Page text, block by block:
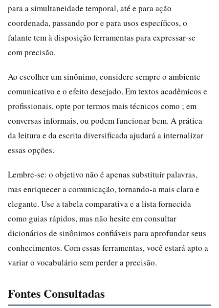
para a simultaneidade temporal, até e para ação
coordenada, passando por e para usos específicos, o
falante tem à disposição ferramentas para expressar-se
com precisão.
Ao escolher um sinônimo, considere sempre o ambiente
comunicativo e o efeito desejado. Em textos acadêmicos e
profissionais, opte por termos mais técnicos como ; em
conversas informais, ou podem funcionar bem. A prática
da leitura e da escrita diversificada ajudará a internalizar
essas opções.
Lembre-se: o objetivo não é apenas substituir palavras,
mas enriquecer a comunicação, tornando-a mais clara e
elegante. Use a tabela comparativa e a lista fornecida
como guias rápidos, mas não hesite em consultar
dicionários de sinônimos confiáveis para aprofundar seus
conhecimentos. Com essas ferramentas, você estará apto a
variar o vocabulário sem perder a precisão.
Fontes Consultadas